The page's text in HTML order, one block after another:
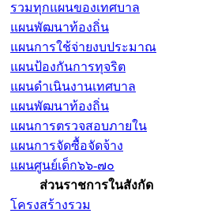
รวมทุกแผนของเทศบาล
แผนพัฒนาท้องถิ่น
แผนการใช้จ่ายงบประมาณ
แผนป้องกันการทุจริต
แผนดำเนินงานเทศบาล
แผนพัฒนาท้องถิ่น
แผนการตรวจสอบภายใน
แผนการจัดซื้อจัดจ้าง
แผนศูนย์เด็ก๖๖-๗๐
ส่วนราชการในสังกัด
โครงสร้างรวม